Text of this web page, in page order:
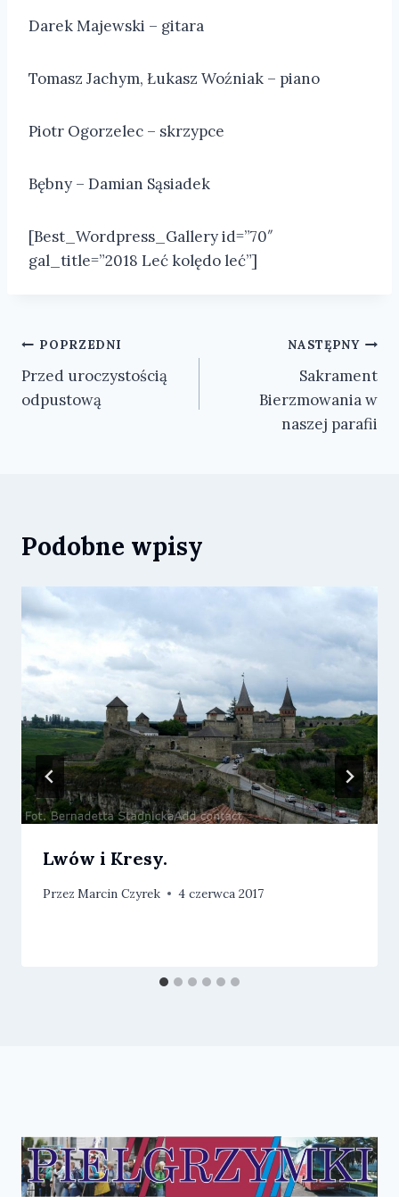
Darek Majewski – gitara
Tomasz Jachym, Łukasz Woźniak – piano
Piotr Ogorzelec – skrzypce
Bębny – Damian Sąsiadek
[Best_Wordpress_Gallery id=”70″
gal_title=”2018 Leć kolędo leć”]
Nawigacja
wpisu
POPRZEDNI
Przed uroczystością
odpustową
NASTĘPNY
Sakrament
Bierzmowania w
naszej parafii
Podobne wpisy
Lwów i Kresy.
Przez Marcin Czyrek 4 czerwca 2017